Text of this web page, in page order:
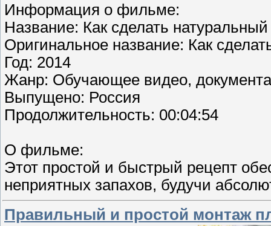
Информация о фильме:
Название: Как сделать
Оригинальное название: Как
Год: 2014
Жанр: Обучающее видео,
Выпущено: Россия
Продолжительность: 00:04:54
О фильме:
Этот простой и быстрый рецепт
неприятных запахов, будучи
Правильный и простой монтаж